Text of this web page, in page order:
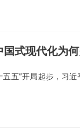
式现代化为
五五”开局起步，习